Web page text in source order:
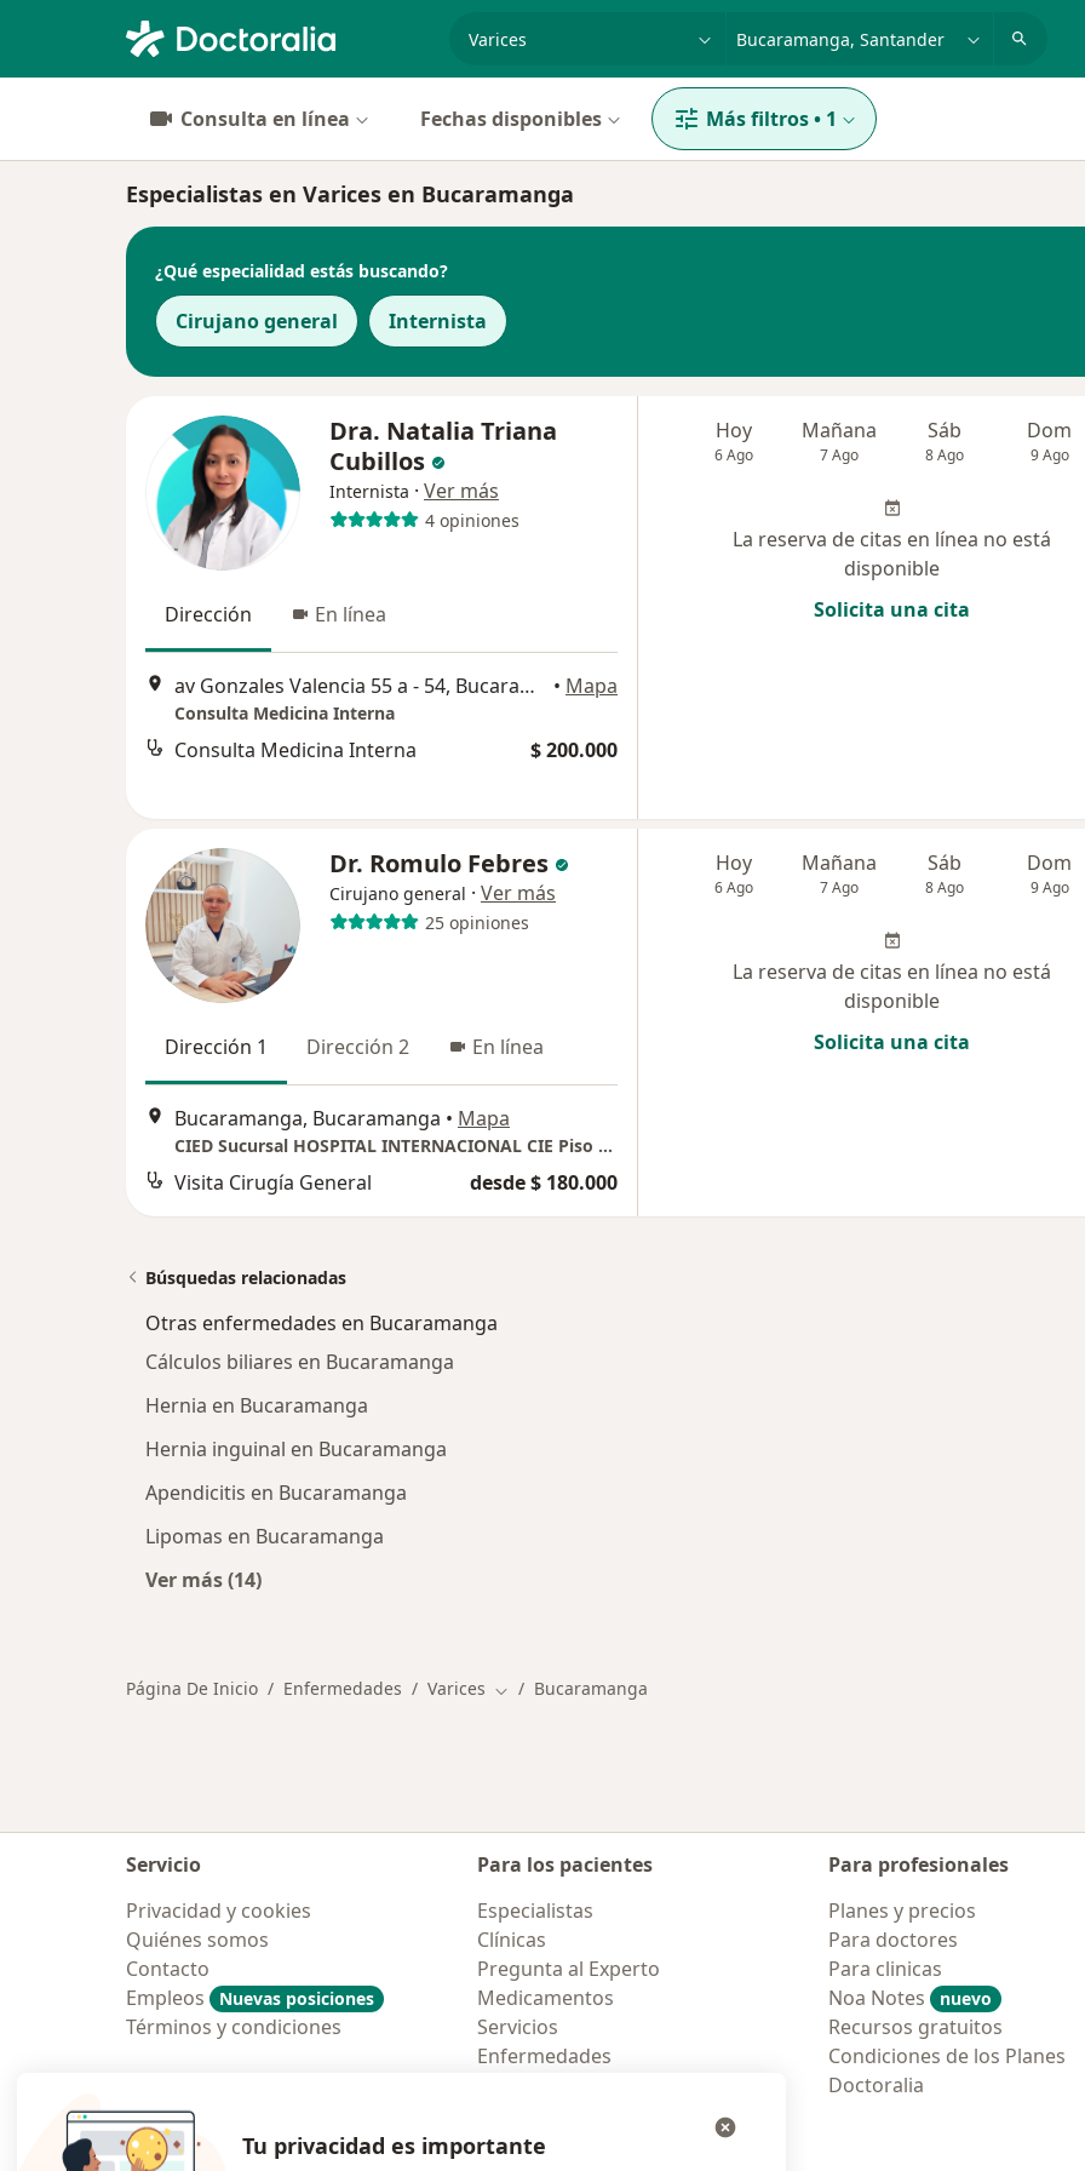
Consulta en línea Fechas disponibles Más filtros• 1
Especialistas en Varices en Bucaramanga
¿Qué especialidad estás buscando?
Cirujano general Internista
Dra. Natalia Triana
Cubillos
Internista · Ver más
4 opiniones
Dirección En línea
av Gonzales Valencia 55 a - 54, Bucaramanga • Mapa
Consulta Medicina Interna
Consulta Medicina Interna $ 200.000
Hoy
6 Ago
Mañana
7 Ago
Sáb
8 Ago
Dom
9 Ago
La reserva de citas en línea no está
disponible
Solicita una cita
Dr. Romulo Febres
Cirujano general · Ver más
25 opiniones
Dirección 1 Dirección 2 En línea
Bucaramanga, Bucaramanga • Mapa
CIED Sucursal HOSPITAL INTERNACIONAL CIE Piso 9 Consultorio 910
Visita Cirugía General desde $ 180.000
Hoy
6 Ago
Mañana
7 Ago
Sáb
8 Ago
Dom
9 Ago
La reserva de citas en línea no está
disponible
Solicita una cita
Búsquedas relacionadas
Otras enfermedades en Bucaramanga
Cálculos biliares en Bucaramanga
Hernia en Bucaramanga
Hernia inguinal en Bucaramanga
Apendicitis en Bucaramanga
Lipomas en Bucaramanga
Ver más (14)
Página De Inicio Enfermedades Varices Cambiar de ciudad
Bucaramanga
Servicio
Privacidad y cookies
Quiénes somos
Contacto
Empleos
Nuevas posiciones
Términos y condiciones
Para los pacientes
Especialistas
Clínicas
Pregunta al Experto
Medicamentos
Servicios
Enfermedades
Para profesionales
Planes y precios
Para doctores
Para clinicas
Noa Notes
nuevo
Recursos gratuitos
Condiciones de los Planes
Doctoralia
Tu privacidad es importante